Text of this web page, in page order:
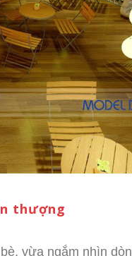
thượng
vừa ngắm nhìn